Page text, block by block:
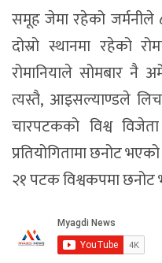
समूह जेमा रहेको
दोस्रो स्थानमा रहेको
रोमानियाले सोमबार नै
त्यस्तै, आइसल्याण्डले
चारपटकको विश्व
प्रतियोगितामा छनोट भएको
२१ पटक विश्वकपमा छनोट